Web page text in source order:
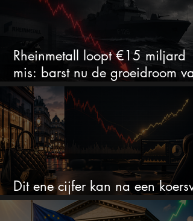
Rheinmetall loopt €15 miljard
mis: barst nu de groeidroom van
het defensiebedrijf?
Dit ene cijfer kan na een
van 50% alles veranderen